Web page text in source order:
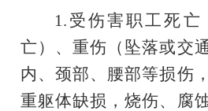
1. 受伤害职工死亡
亡）、重伤（坠落或交
内、颈部、腰部等损伤
重躯体缺损，烧伤、腐